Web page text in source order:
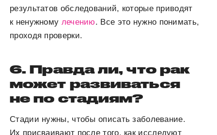
результатов обследований, которые приводят
к ненужному лечению. Все это нужно понимать,
проходя проверки.
6. Правда ли, что рак
может развиваться
не по стадиям?
Стадии нужны, чтобы описать заболевание.
Их присваивают после того, как исследуют